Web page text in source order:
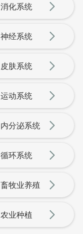
消化系统
神经系统
皮肤系统
运动系统
内分泌系统
循环系统
畜牧业养殖
农业种植